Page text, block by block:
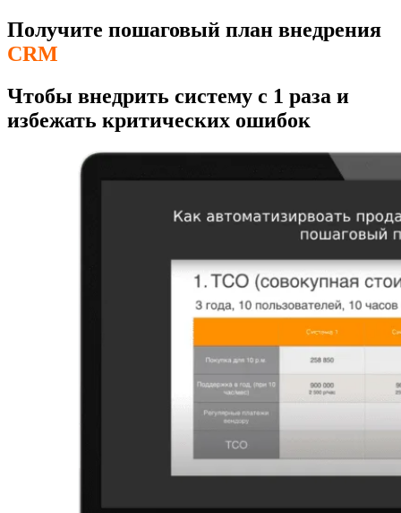
Получите пошаговый план внедрения
CRM
Чтобы внедрить систему с 1 раза и
избежать критических ошибок